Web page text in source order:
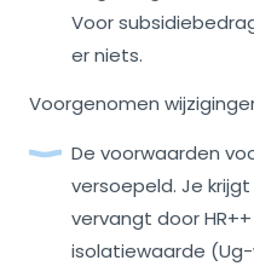
Voor
er niets.
Voorgenomen
De voorwaarden
versoepeld. Je
vervangt door
isolatiewaarde